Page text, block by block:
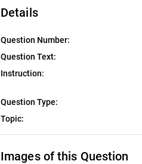
Details
Question Number:
Question Text:
Instruction:
Question Type:
Topic:
Images of this Question